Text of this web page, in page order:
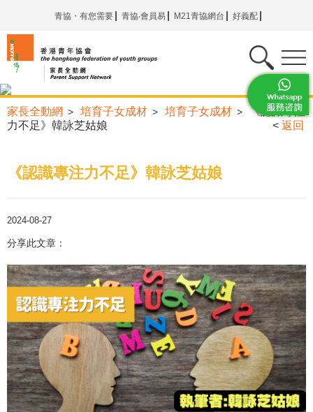
青協・有您需要 青協‧會員易 M21青協網台 好義配
家長全動網 > 培育子女成材 > 培育子女成材 >
《認識專注
力不足》韓詠芝姑娘
< 返回
《認識專注力不足》韓詠芝姑娘
2024-08-27
分享此文章：